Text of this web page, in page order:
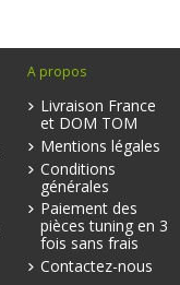
A propos
Livraison France
et DOM TOM
Mentions légales
Conditions
générales
Paiement des
pièces tuning en 3
fois sans frais
Contactez-nous